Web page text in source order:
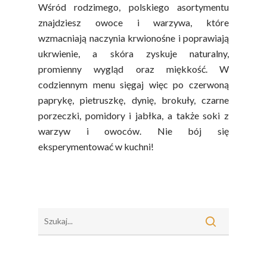
Wśród rodzimego, polskiego asortymentu
znajdziesz owoce i warzywa, które
wzmacniają naczynia krwionośne i poprawiają
ukrwienie, a skóra zyskuje naturalny,
promienny wygląd oraz miękkość. W
codziennym menu sięgaj więc po czerwoną
paprykę, pietruszkę, dynię, brokuły, czarne
porzeczki, pomidory i jabłka, a także soki z
warzyw i owoców. Nie bój się
eksperymentować w kuchni!